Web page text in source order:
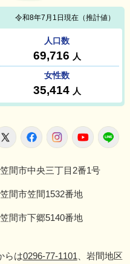
間市役所
X FacebookInstagram
間市中央三丁目2番1号
間市笠間1532番地
間市下郷5140番地
らは0296-77-1101 、岩間地区